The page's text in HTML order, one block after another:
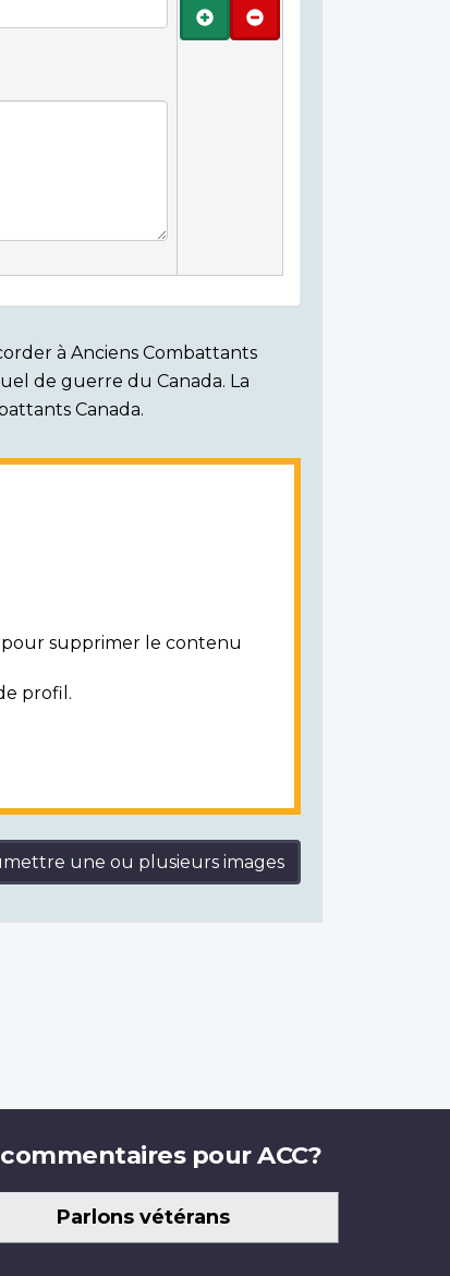
AjouterRetirer
à Anciens Combattants
de guerre du Canada. La
Canada.
supprimer le contenu
profil.
une ou plusieurs images
pour ACC?
Parlons vétérans